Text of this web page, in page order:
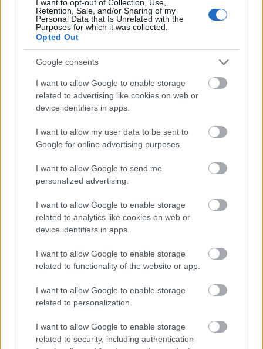
I want to opt-out of Collection, Use,
Retention, Sale, and/or Sharing of my
Personal Data that Is Unrelated with the
Purposes for which it was collected.
Opted Out
Google consents
I want to allow Google to enable storage
related to advertising like cookies on web or
device identifiers in apps.
I want to allow my user data to be sent to
Google for online advertising purposes.
I want to allow Google to send me
personalized advertising.
I want to allow Google to enable storage
related to analytics like cookies on web or
device identifiers in apps.
I want to allow Google to enable storage
related to functionality of the website or app.
I want to allow Google to enable storage
related to personalization.
I want to allow Google to enable storage
related to security, including authentication
Ludwig Mies van der Rohe (1886-1969) német
származású amerikai építész, a modern
világháborúban a Balkánon épített utakat és
hidakat, majd a Weimari Köztársaság idején
több modernista csoporthoz csatlakozott.
Berlinben 1921-ben El Liszickijjel
megalapította a G. csoportot. Már ekkori
ban a Tugendhat-házat tervezte Brnóban, s
új típusú lakóházakat Stuttgartban. Ekkori
legismertebb műve az 1929-es barcelonai
világkiállítás német pavilonja volt. A
berendezéshez tartozó csővázas székeit
Barcelona-székként ismerik. 1930-ban ő lett a
Bauhaus igazgatója. 1937-ben az Egyesült